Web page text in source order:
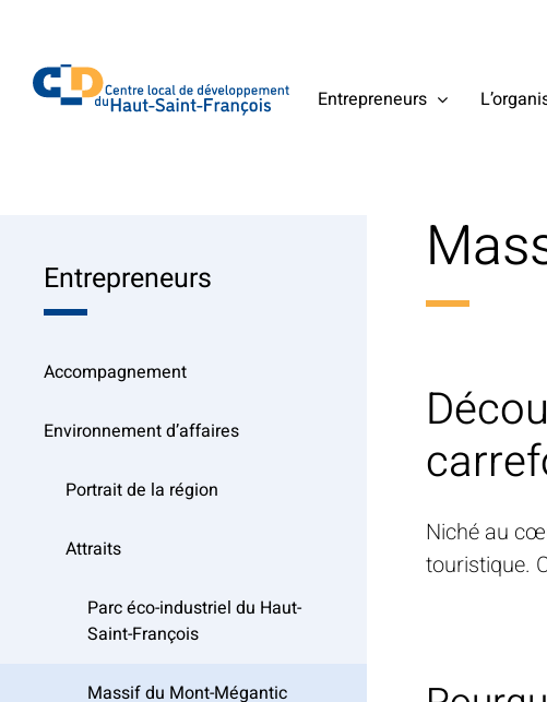
content
Entrepreneurs
Entrepreneurs
Accompagnement
Environnement d’affaires
Portrait de la région
Attraits
Parc éco-industriel du Haut-
Saint-François
Massif du Mont-Mégantic
Niché au
touristique.